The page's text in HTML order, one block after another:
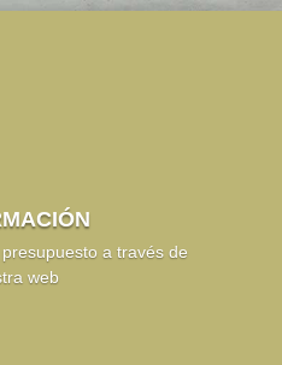
a través de
web